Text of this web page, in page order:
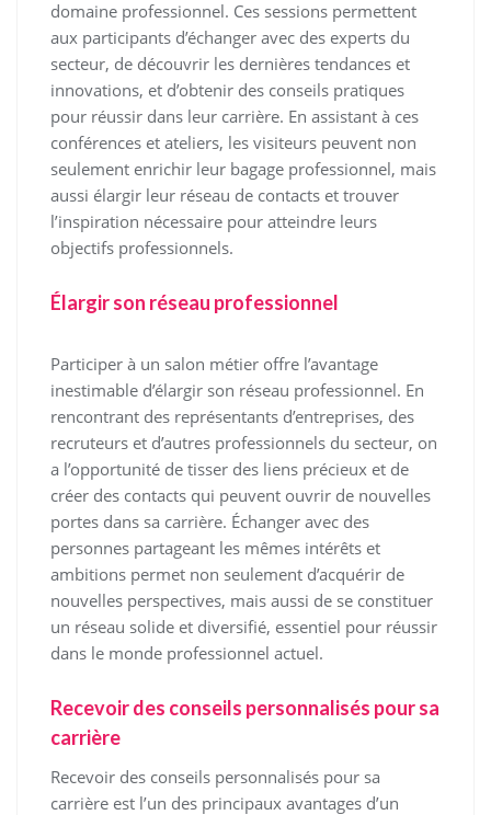
domaine professionnel. Ces sessions permettent
aux participants d’échanger avec des experts du
secteur, de découvrir les dernières tendances et
innovations, et d’obtenir des conseils pratiques
pour réussir dans leur carrière. En assistant à ces
conférences et ateliers, les visiteurs peuvent non
seulement enrichir leur bagage professionnel, mais
aussi élargir leur réseau de contacts et trouver
l’inspiration nécessaire pour atteindre leurs
objectifs professionnels.
Élargir son réseau professionnel
Participer à un salon métier offre l’avantage
inestimable d’élargir son réseau professionnel. En
rencontrant des représentants d’entreprises, des
recruteurs et d’autres professionnels du secteur, on
a l’opportunité de tisser des liens précieux et de
créer des contacts qui peuvent ouvrir de nouvelles
portes dans sa carrière. Échanger avec des
personnes partageant les mêmes intérêts et
ambitions permet non seulement d’acquérir de
nouvelles perspectives, mais aussi de se constituer
un réseau solide et diversifié, essentiel pour réussir
dans le monde professionnel actuel.
Recevoir des conseils personnalisés pour sa
carrière
Recevoir des conseils personnalisés pour sa
carrière est l’un des principaux avantages d’un